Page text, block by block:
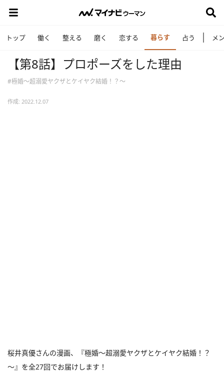
トップ 働く 整える 磨く 恋する 暮らす 占う メ
【第8話】プロポーズをした理由
#極婚～超溺愛ヤクザとケイヤク結婚！？～
作成: 2022.12.07
桜井真優さんの漫画、『極婚～超溺愛ヤクザとケイヤク結婚！？
～』を全27回でお届けします！